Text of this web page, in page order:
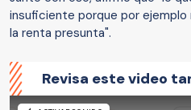
insuficiente porque por ejemplo
la renta presunta".
Revisa este video